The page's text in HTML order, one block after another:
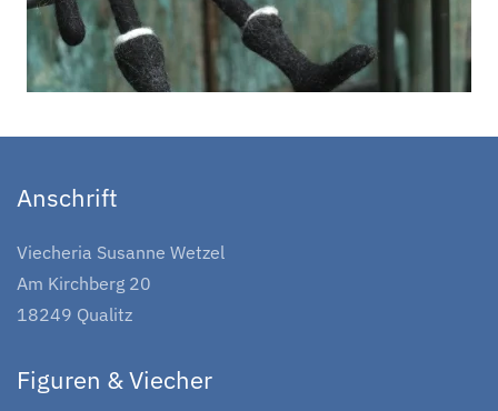
Anschrift
Viecheria Susanne Wetzel
Am Kirchberg 20
18249 Qualitz
Figuren & Viecher